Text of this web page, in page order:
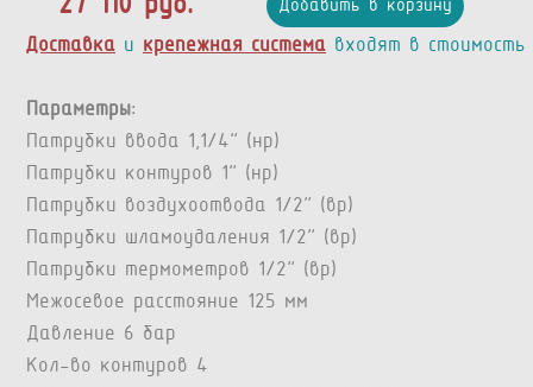
27 110 руб. Добавить в корзину
Доставка и крепежная система входят в стоимость
Параметры:
Патрубки ввода 1,1/4” (нр)
Патрубки контуров 1” (нр)
Патрубки воздухоотвода 1/2” (вр)
Патрубки шламоудаления 1/2” (вр)
Патрубки термометров 1/2” (вр)
Межосевое расстояние 125 мм
Давление 6 бар
Кол-во контуров 4